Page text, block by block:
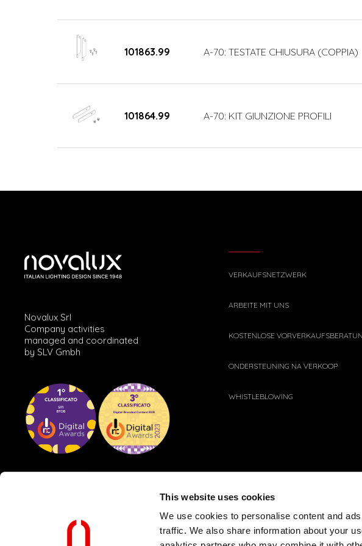
This website uses cookies
We use cookies to personalise content and
traffic. We also share information about your
101863.99 A-70: TESTATE CHIUSURA (COPPIA)
101864.99 A-70: KIT GIUNZIONE PROFILI
Novalux Srl
Company activities
managed and coordinated
by SLV Gmbh
VERKAUFSNETZWERK
ARBEITE MIT UNS
KOSTENLOSE
ONDERSTEUNING NA VERKOOP
WHISTLEBLOWING